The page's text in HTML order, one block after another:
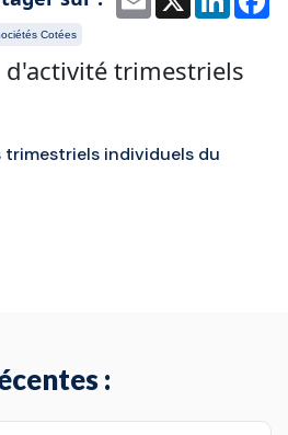
Cotées
d'activité trimestriels
individuels du
: